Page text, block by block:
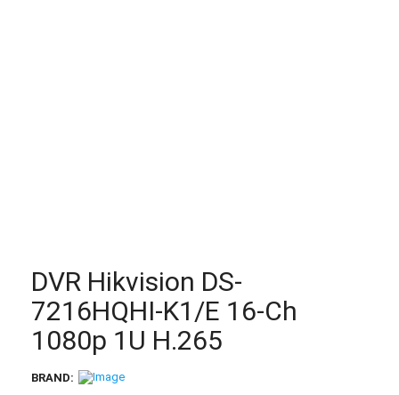
DVR Hikvision DS-
7216HQHI-K1/E 16-Ch
1080p 1U H.265
BRAND: